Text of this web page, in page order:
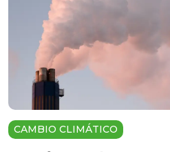
CAMBIO CLIMÁTICO